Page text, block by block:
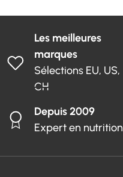
Les meilleures
marques
Sélections EU, US,
CH
Depuis 2009
Expert en nutrition